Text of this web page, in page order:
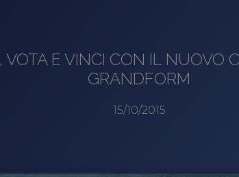
VOTA E VINCI CON IL NUOVO
GRANDFORM
15/10/2015